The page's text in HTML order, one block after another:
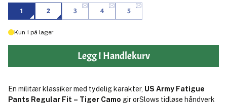
1 2 3 4 5
Kun 1 på lager
Legg I Handlekurv
En militær klassiker med tydelig karakter, US Army Fatigue
Pants Regular Fit – Tiger Camo gir orSlows tidløse håndverk